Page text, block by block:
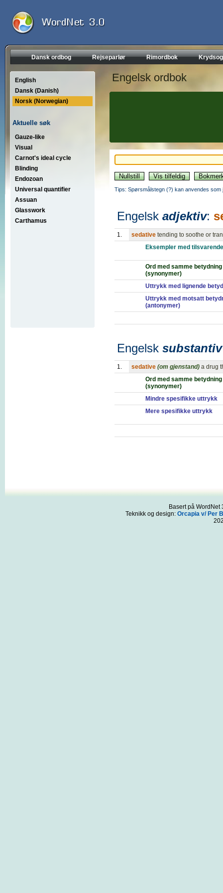
Dansk ordbog Rejseparlør Rimordbok
English
Dansk (Danish)
Norsk (Norwegian)
Aktuelle søk
Gauze-like
Visual
Carnot's ideal cycle
Blinding
Endozoan
Universal quantifier
Assuan
Glasswork
Carthamus
Engelsk ordbok
Tips: Spørsmålstegn (?) kan anvendes
Engelsk adjektiv:
1. sedative tending to soothe or
Eksempler med
Ord med samme betydning
(synonymer)
Uttrykk med lignende
Uttrykk med motsatt
(antonymer)
Engelsk substantiv
1. sedative (om gjenstand) a drug
Ord med samme betydning
(synonymer)
Mindre spesifikke uttrykk
Mere spesifikke uttrykk
Basert på
Teknikk og design: Orcapia v/ Per